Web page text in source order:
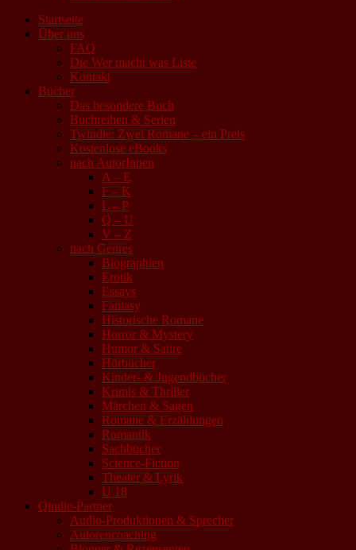
Startseite
Über uns
FAQ
Die Wer macht was Liste
Kontakt
Bücher
Das besondere Buch
Buchreihen & Serien
Twindie: Zwei Romane – ein Preis
Kostenlose eBooks
nach AutorInnen
A – E
F – K
L – P
Q – U
V – Z
nach Genres
Biographien
Erotik
Essays
Fantasy
Historische Romane
Horror & Mystery
Humor & Satire
Hörbücher
Kinder- & Jugendbücher
Krimis & Thriller
Märchen & Sagen
Romane & Erzählungen
Romantik
Sachbücher
Science-Fiction
Theater & Lyrik
U 18
Qindie-Partner
Audio-Produktionen & Sprecher
Autorencoaching